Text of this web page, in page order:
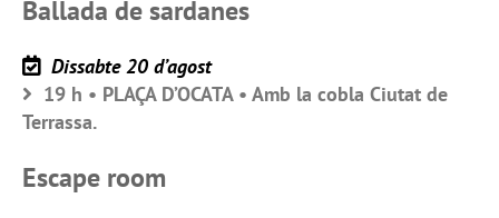
Ballada de sardanes
Dissabte 20 d’agost
19 h • PLAÇA D’OCATA • Amb la cobla Ciutat de
Terrassa.
Escape room